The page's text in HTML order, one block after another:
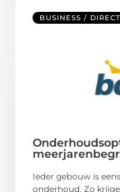
BUSINESS /
Ieder gebouw is
onderhoud. Zo